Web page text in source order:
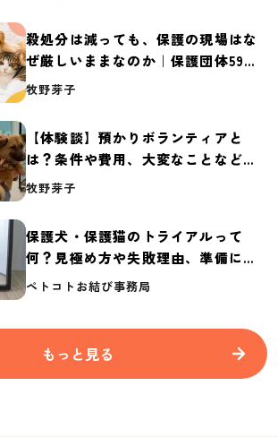
殺処分は減っても、保護の現場はな
ぜ厳しいままなのか｜保護団体59団
体の実態調査【保護犬・保護猫白書
牧野芽子
【体験談】預かりボランティアと
は？条件や費用、大変なことなど紹
介
牧野芽子
保護犬・保護猫のトライアルって
何？見極め方や失敗理由、準備に必
要なものを紹介
ペトコトお結び事務局
もっと見る